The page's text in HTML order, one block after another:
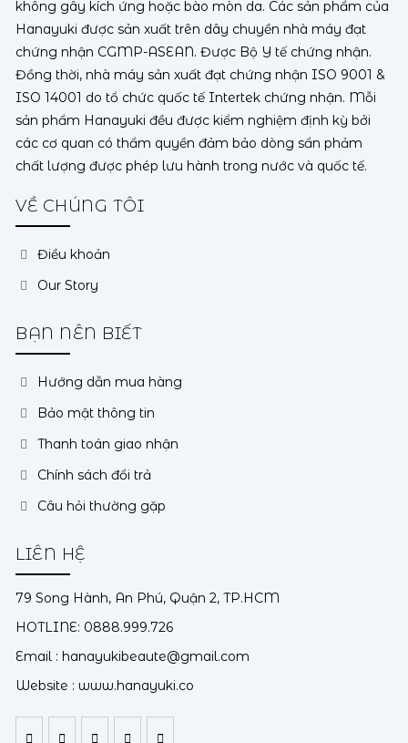
không gây kích ứng hoặc bào mòn da. Các sản phẩm của
Hanayuki được sản xuất trên dây chuyền nhà máy đạt
chứng nhận CGMP-ASEAN. Được Bộ Y tế chứng nhận.
Đồng thời, nhà máy sản xuất đạt chứng nhận ISO 9001 &
ISO 14001 do tổ chức quốc tế Intertek chứng nhận. Mỗi
sản phẩm Hanayuki đều được kiểm nghiệm định kỳ bởi
các cơ quan có thẩm quyền đảm bảo dòng sẩn phảm
chất lượng được phép lưu hành trong nước và quốc tế.
VỀ CHÚNG TÔI
Điều khoản
Our Story
BẠN NÊN BIẾT
Hướng dẫn mua hàng
Bảo mật thông tin
Thanh toán giao nhận
Chính sách đổi trả
Câu hỏi thường gặp
LIÊN HỆ
79 Song Hành, An Phú, Quận 2, TP.HCM
HOTLINE: 0888.999.726
Email : hanayukibeaute@gmail.com
Website : www.hanayuki.co